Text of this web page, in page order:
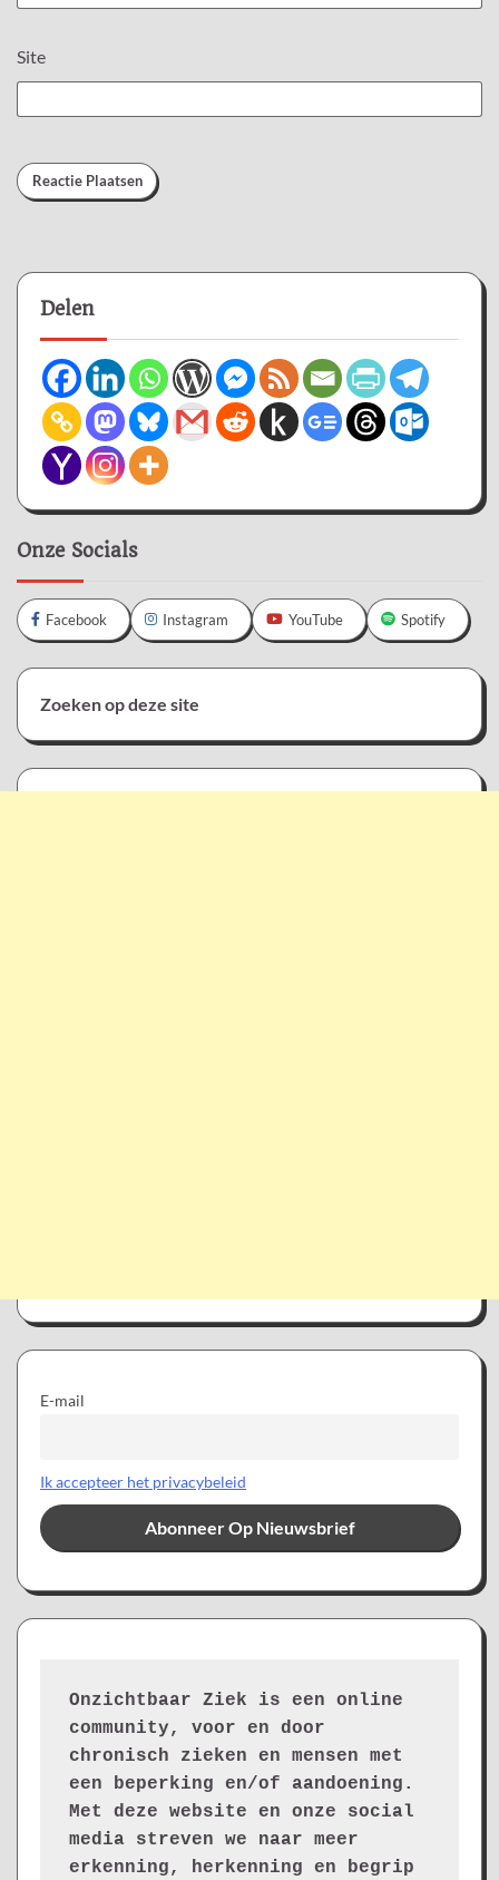
Site
Delen
Onze Socials
Facebook Instagram YouTube Spotify
Zoeken op deze site
E-mail
Ik accepteer het privacybeleid
Onzichtbaar Ziek is een online
community, voor en door
chronisch zieken en mensen met
een beperking en/of aandoening.
Met deze website en onze social
media streven we naar meer
erkenning, herkenning en begrip